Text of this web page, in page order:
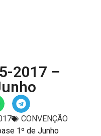
2017 –
CONVENÇÃO
1º de Junho